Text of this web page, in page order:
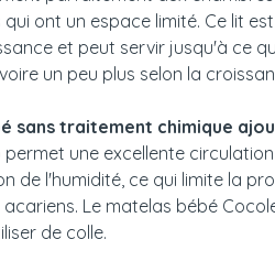
ont un espace limité. Ce lit
et peut servir jusqu'à ce
un peu plus selon la
sans traitement chimique
une excellente
de l'humidité, ce qui limite la
Le matelas bébé
de colle.